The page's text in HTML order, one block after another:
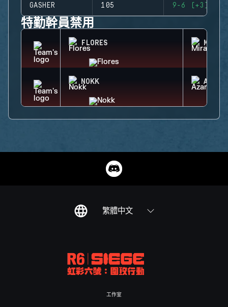
GASHER 105 9-6 (+3)
特勤幹員禁用
FLORES MIRA
NOKK AZAMI
繁體中文
工作室